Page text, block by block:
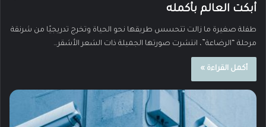
أبكت العالم بأكمله
طفلة صغيرة ما زالت تتحسس طريقها نحو الحياة وتخرج تدريجيًا من شرنقة
مرحلة “الرضاعة”، انتشرت صورتها الجميلة ذات الشعر الأشقر…
أكمل القراءة »